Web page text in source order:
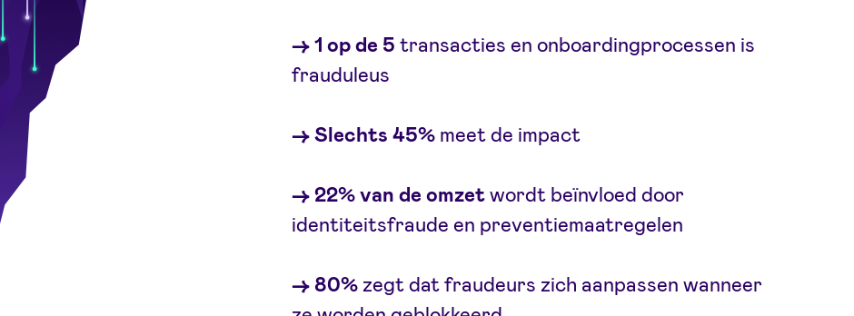
→ 1 op de 5 transacties en onboardingprocessen is
frauduleus
→ Slechts 45% meet de impact
→ 22% van de omzetwordt beïnvloed door
identiteitsfraude en preventiemaatregelen
→ 80% zegt dat fraudeurs zich aanpassen wanneer